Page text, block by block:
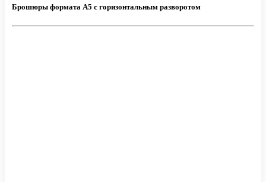
Брошюры формата А5 с горизонтальным разворотом